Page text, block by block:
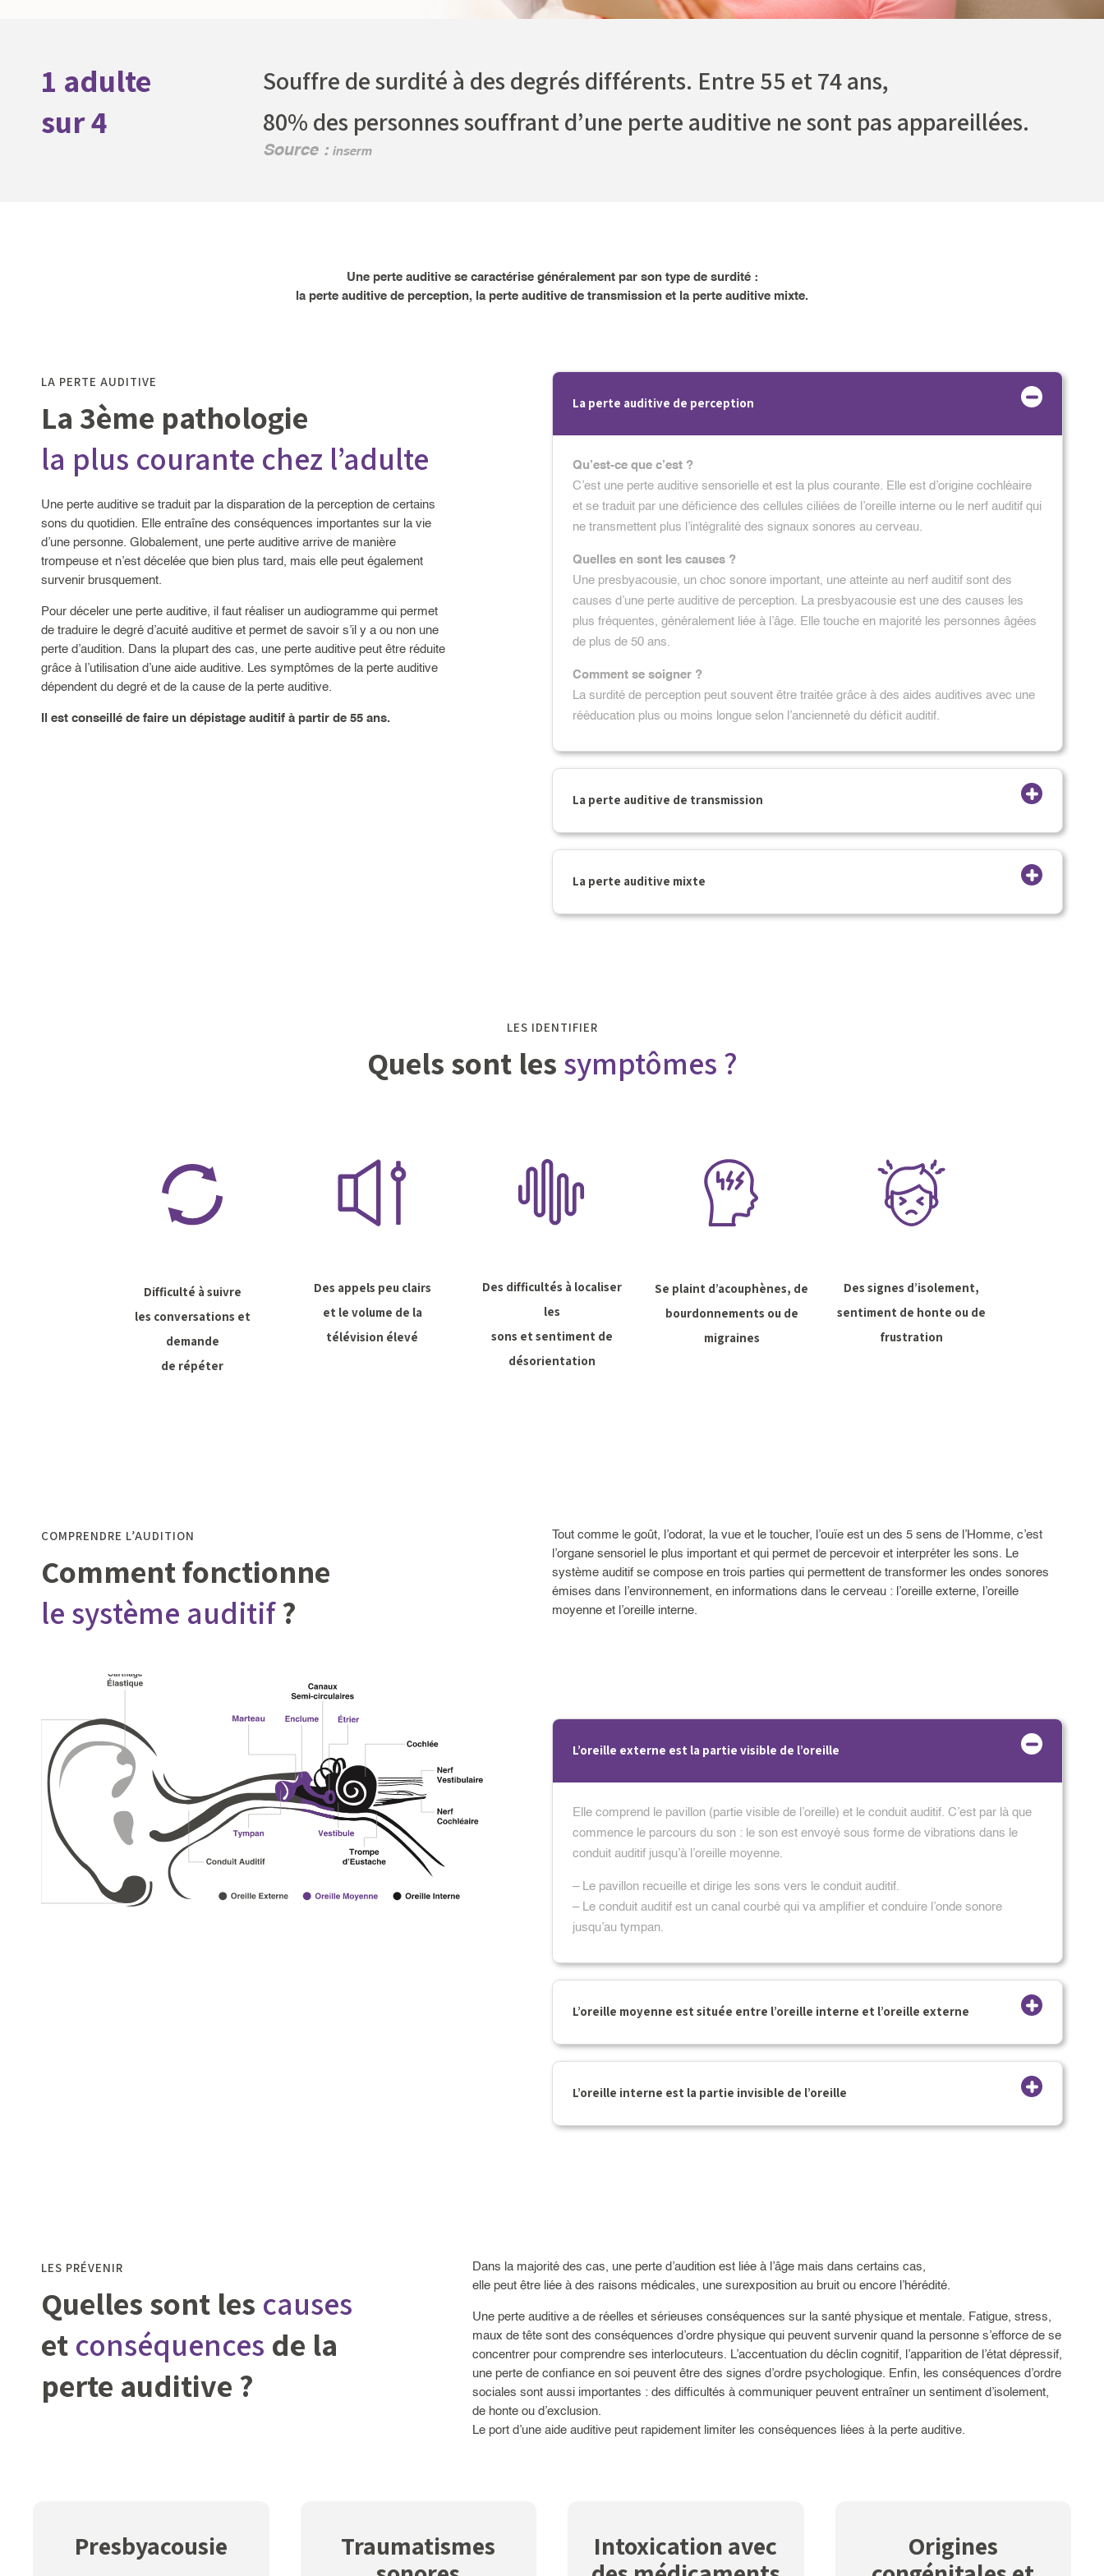
1 adulte
sur 4
Souffre de surdité à des degrés différents. Entre 55 et 74 ans,
80% des personnes souffrant d’une perte auditive ne sont pas appareillées.
Source : inserm
Une perte auditive se caractérise généralement par son type de surdité :
la perte auditive de perception, la perte auditive de transmission et la perte auditive mixte.
LA PERTE AUDITIVE
La 3ème pathologie
la plus courante chez l’adulte
Une perte auditive se traduit par la disparation de la perception de certains
sons du quotidien. Elle entraîne des conséquences importantes sur la vie
d’une personne. Globalement, une perte auditive arrive de manière
trompeuse et n’est décelée que bien plus tard, mais elle peut également
survenir brusquement.
Pour déceler une perte auditive, il faut réaliser un audiogramme qui permet
de traduire le degré d’acuité auditive et permet de savoir s’il y a ou non une
perte d’audition. Dans la plupart des cas, une perte auditive peut être réduite
grâce à l’utilisation d’une aide auditive. Les symptômes de la perte auditive
dépendent du degré et de la cause de la perte auditive.
Il est conseillé de faire un dépistage auditif à partir de 55 ans.
La perte auditive de perception
Qu’est-ce que c’est ?
C’est une perte auditive sensorielle et est la plus courante. Elle est d’origine cochléaire
et se traduit par une déficience des cellules ciliées de l’oreille interne ou le nerf auditif qui
ne transmettent plus l’intégralité des signaux sonores au cerveau.
Quelles en sont les causes ?
Une presbyacousie, un choc sonore important, une atteinte au nerf auditif sont des
causes d’une perte auditive de perception. La presbyacousie est une des causes les
plus fréquentes, généralement liée à l’âge. Elle touche en majorité les personnes âgées
de plus de 50 ans.
Comment se soigner ?
La surdité de perception peut souvent être traitée grâce à des aides auditives avec une
rééducation plus ou moins longue selon l’ancienneté du déficit auditif.
La perte auditive de transmission
La perte auditive mixte
LES IDENTIFIER
Quels sont les symptômes ?
Difficulté à suivre
les conversations et
demande
de répéter
Des appels peu clairs
et le volume de la
télévision élevé
Des difficultés à localiser
les
sons et sentiment de
désorientation
Se plaint d’acouphènes, de
bourdonnements ou de
migraines
Des signes d’isolement,
sentiment de honte ou de
frustration
COMPRENDRE L’AUDITION
Comment fonctionne
le système auditif?
Tout comme le goût, l’odorat, la vue et le toucher, l’ouïe est un des 5 sens de l’Homme, c’est
l’organe sensoriel le plus important et qui permet de percevoir et interpréter les sons. Le
système auditif se compose en trois parties qui permettent de transformer les ondes sonores
émises dans l’environnement, en informations dans le cerveau : l’oreille externe, l’oreille
moyenne et l’oreille interne.
L’oreille externe est la partie visible de l’oreille
Elle comprend le pavillon (partie visible de l’oreille) et le conduit auditif. C’est par là que
commence le parcours du son : le son est envoyé sous forme de vibrations dans le
conduit auditif jusqu’à l’oreille moyenne.
– Le pavillon recueille et dirige les sons vers le conduit auditif.
– Le conduit auditif est un canal courbé qui va amplifier et conduire l’onde sonore
jusqu’au tympan.
L’oreille moyenne est située entre l’oreille interne et l’oreille externe
L’oreille interne est la partie invisible de l’oreille
LES PRÉVENIR
Quelles sont les causes
et conséquences de la
perte auditive ?
Dans la majorité des cas, une perte d’audition est liée à l’âge mais dans certains cas,
elle peut être liée à des raisons médicales, une surexposition au bruit ou encore l’hérédité.
Une perte auditive a de réelles et sérieuses conséquences sur la santé physique et mentale. Fatigue, stress,
maux de tête sont des conséquences d’ordre physique qui peuvent survenir quand la personne s’efforce de se
concentrer pour comprendre ses interlocuteurs. L’accentuation du déclin cognitif, l’apparition de l’état dépressif,
une perte de confiance en soi peuvent être des signes d’ordre psychologique. Enfin, les conséquences d’ordre
sociales sont aussi importantes : des difficultés à communiquer peuvent entraîner un sentiment d’isolement,
de honte ou d’exclusion.
Le port d’une aide auditive peut rapidement limiter les conséquences liées à la perte auditive.
Presbyacousie
Traumatismes
Intoxication avec
Origines